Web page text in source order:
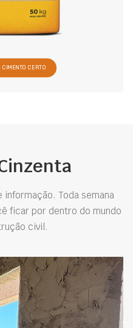
CIMENTO CERTO
informação. Toda semana
ficar por dentro do mundo
civil.